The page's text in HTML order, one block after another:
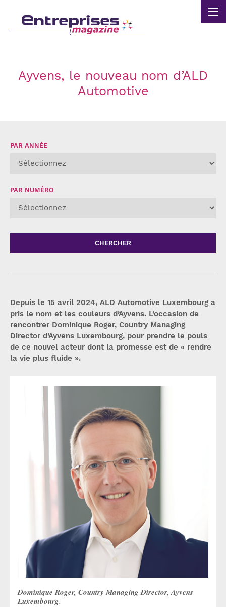
Ayvens, le nouveau nom d’ALD
Automotive
Depuis le 15 avril 2024, ALD Automotive Luxembourg a
pris le nom et les couleurs d’Ayvens. L’occasion de
rencontrer Dominique Roger, Country Managing
Director d’Ayvens Luxembourg, pour prendre le pouls
de ce nouvel acteur dont la promesse est de « rendre
la vie plus fluide ».
Dominique Roger, Country Managing Director, Ayvens
Luxembourg.
PAR ANNÉE
PAR NUMÉRO
CHERCHER